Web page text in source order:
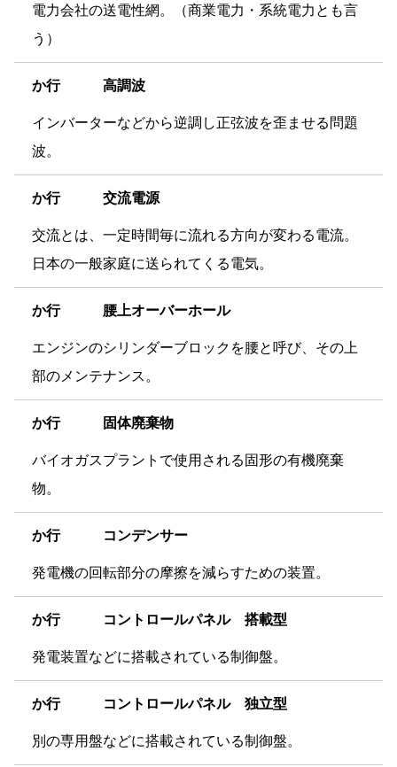
電力会社の送電性網。（商業電力・系統電力とも言
う）
か行 高調波
インバーターなどから逆調し正弦波を歪ませる問題
波。
か行 交流電源
交流とは、一定時間毎に流れる方向が変わる電流。
日本の一般家庭に送られてくる電気。
か行 腰上オーバーホール
エンジンのシリンダーブロックを腰と呼び、その上
部のメンテナンス。
か行 固体廃棄物
バイオガスプラントで使用される固形の有機廃棄
物。
か行 コンデンサー
発電機の回転部分の摩擦を減らすための装置。
か行 コントロールパネル 搭載型
発電装置などに搭載されている制御盤。
か行 コントロールパネル 独立型
別の専用盤などに搭載されている制御盤。